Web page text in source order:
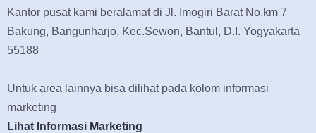
Kantor pusat kami beralamat di Jl. Imogiri Barat No.km 7
Bakung, Bangunharjo, Kec.Sewon, Bantul, D.I. Yogyakarta
55188
Untuk area lainnya bisa dilihat pada kolom informasi
marketing
Lihat Informasi Marketing